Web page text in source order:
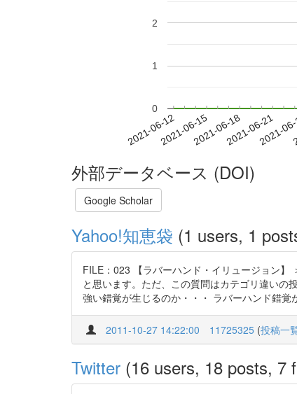
2021-06-122021-06-152021-06-182021-06-21
2021-
0
1
2
外部データベース (DOI)
Google Scholar
Yahoo!知恵袋 (1 users, 1
FILE：023 【ラバーハンド・イリュージョン
と思います。ただ、この質問はカテゴリ違いの
強い錯覚が生じるのか・・・ ラバーハンド錯覚
2011-10-27 14:22:00 11725325 (投稿一
Twitter (16 users, 18 posts, 7